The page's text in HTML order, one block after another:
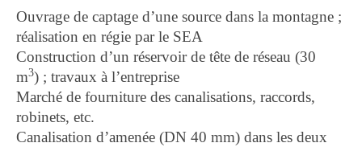
Ouvrage de captage d’une source dans la montagne ;
réalisation en régie par le SEA
Construction d’un réservoir de tête de réseau (30
m3) ; travaux à l’entreprise
Marché de fourniture des canalisations, raccords,
robinets, etc.
Canalisation d’amenée (DN 40 mm) dans les deux